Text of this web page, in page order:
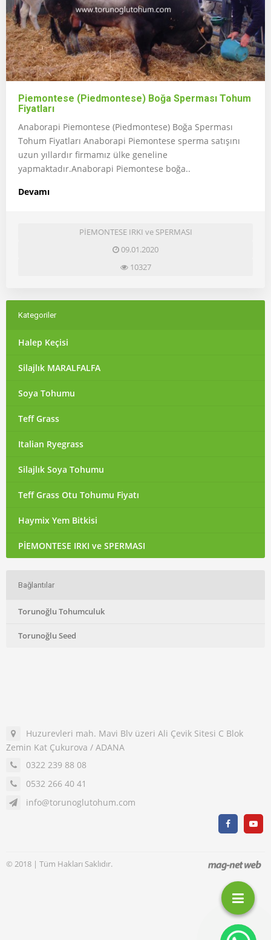
Piemontese (Piedmontese) Boğa Sperması Tohum
Fiyatları
Anaborapi Piemontese (Piedmontese) Boğa Sperması
Tohum Fiyatları Anaborapi Piemontese sperma satışını
uzun yıllardır firmamız ülke geneline
yapmaktadır.Anaborapi Piemontese boğa..
Devamı
PİEMONTESE IRKI ve SPERMASI
09.01.2020
10327
Kategoriler
Halep Keçisi
Silajlık MARALFALFA
Soya Tohumu
Teff Grass
Italian Ryegrass
Silajlık Soya Tohumu
Teff Grass Otu Tohumu Fiyatı
Haymix Yem Bitkisi
PİEMONTESE IRKI ve SPERMASI
Bağlantılar
Torunoğlu Tohumculuk
Torunoğlu Seed
Huzurevleri mah. Mavi Blv üzeri Ali Çevik Sitesi C Blok
Zemin Kat Çukurova / ADANA
0322 239 88 08
0532 266 40 41
info@torunoglutohum.com
© 2018 | Tüm Hakları Saklıdır.